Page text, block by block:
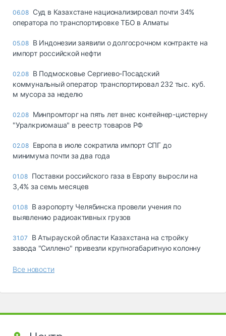
06.08 Суд в Казахстане национализировал почти 34%
оператора по транспортировке ТБО в Алматы
05.08 В Индонезии заявили о долгосрочном контракте на
импорт российской нефти
02.08 В Подмосковье Сергиево-Посадский
коммунальный оператор транспортировал 232 тыс. куб.
м мусора за неделю
02.08 Минпромторг на пять лет внес контейнер-цистерну
"Уралкриомаша" в реестр товаров РФ
02.08 Европа в июле сократила импорт СПГ до
минимума почти за два года
01.08 Поставки российского газа в Европу выросли на
3,4% за семь месяцев
01.08 В аэропорту Челябинска провели учения по
выявлению радиоактивных грузов
31.07
В Атырауской области Казахстана на стройку
завода "Силлено" привезли крупногабаритную колонну
Все новости